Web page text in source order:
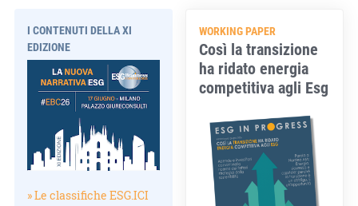
I CONTENUTI DELLA XI
EDIZIONE
» Le classifiche ESG.ICI
WORKING PAPER
Così la transizione
ha ridato energia
competitiva agli Esg